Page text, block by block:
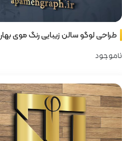
طراحی لوگو سالن زیبایی رنگ موی بهار
ناموجود